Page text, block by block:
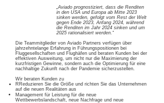
„Aviado prognostiziert, dass die Renditen
in den USA und Europa ab Mitte 2023
sinken werden, gefolgt vom Rest der Welt
gegen Ende 2023, Anfang 2024, während
die Renditen im Jahr 2024 sinken und um
2025 rationalisiert werden.“
Die Teammitglieder von Aviado Partners verfügen über
jahrzehntelange Erfahrung in Führungspositionen bei
Fluggesellschaften und Flughäfen und beraten Kunden bei der
effektiven Ausweitung, um nicht nur die Maximierung der
kurzfristigen Gewinne, sondern auch die Optimierung für eine
nachhaltige Zukunft nach der Pandemie sicherzustellen.
Wir beraten Kunden zu
R Reduzieren Sie die Größe und richten Sie das Unternehmen
auf die neuen Realitäten aus
Management für Leistung für die neue
Wettbewerbslandschaft, neue Nachfrage und neue